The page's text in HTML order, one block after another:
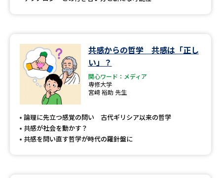
共感からの哲学 共感は「正し
い」？
関心ワード：メディア
専修大学
宮﨑 裕助 先生
論理に先立つ感覚の問い 古代ギリシア以来の哲学
共感が社会を動かす？
共感を問い直す哲学が時代の羅針盤に